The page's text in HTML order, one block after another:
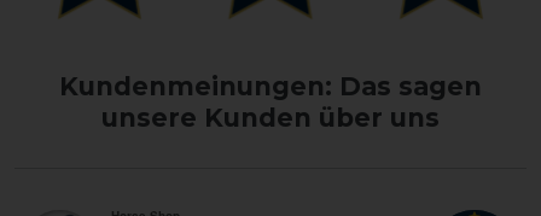
Kundenmeinungen: Das sagen
unsere Kunden über uns